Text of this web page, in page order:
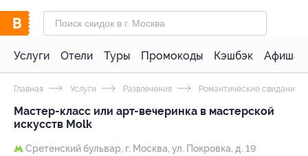
Услуги Отели Туры Промокоды Кэшбэк Афиша
Главная Услуги Развлечения Романтические свидания
Мастер-класс или арт-вечеринка в мастерской
искусств Molk
Сретенский бульвар, г. Москва, ул. Покровка, д. 19